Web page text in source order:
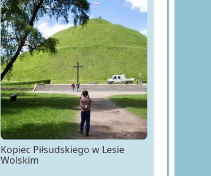
Kopiec Piłsudskiego w Lesie
Wolskim